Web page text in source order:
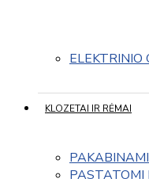
ELEKTRINIO
KLOZETAI IR RĖMAI
PASTATOMI